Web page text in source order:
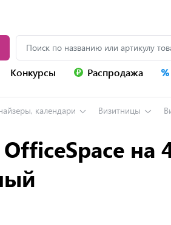
Конкурсы Распродажа
календари Визитницы